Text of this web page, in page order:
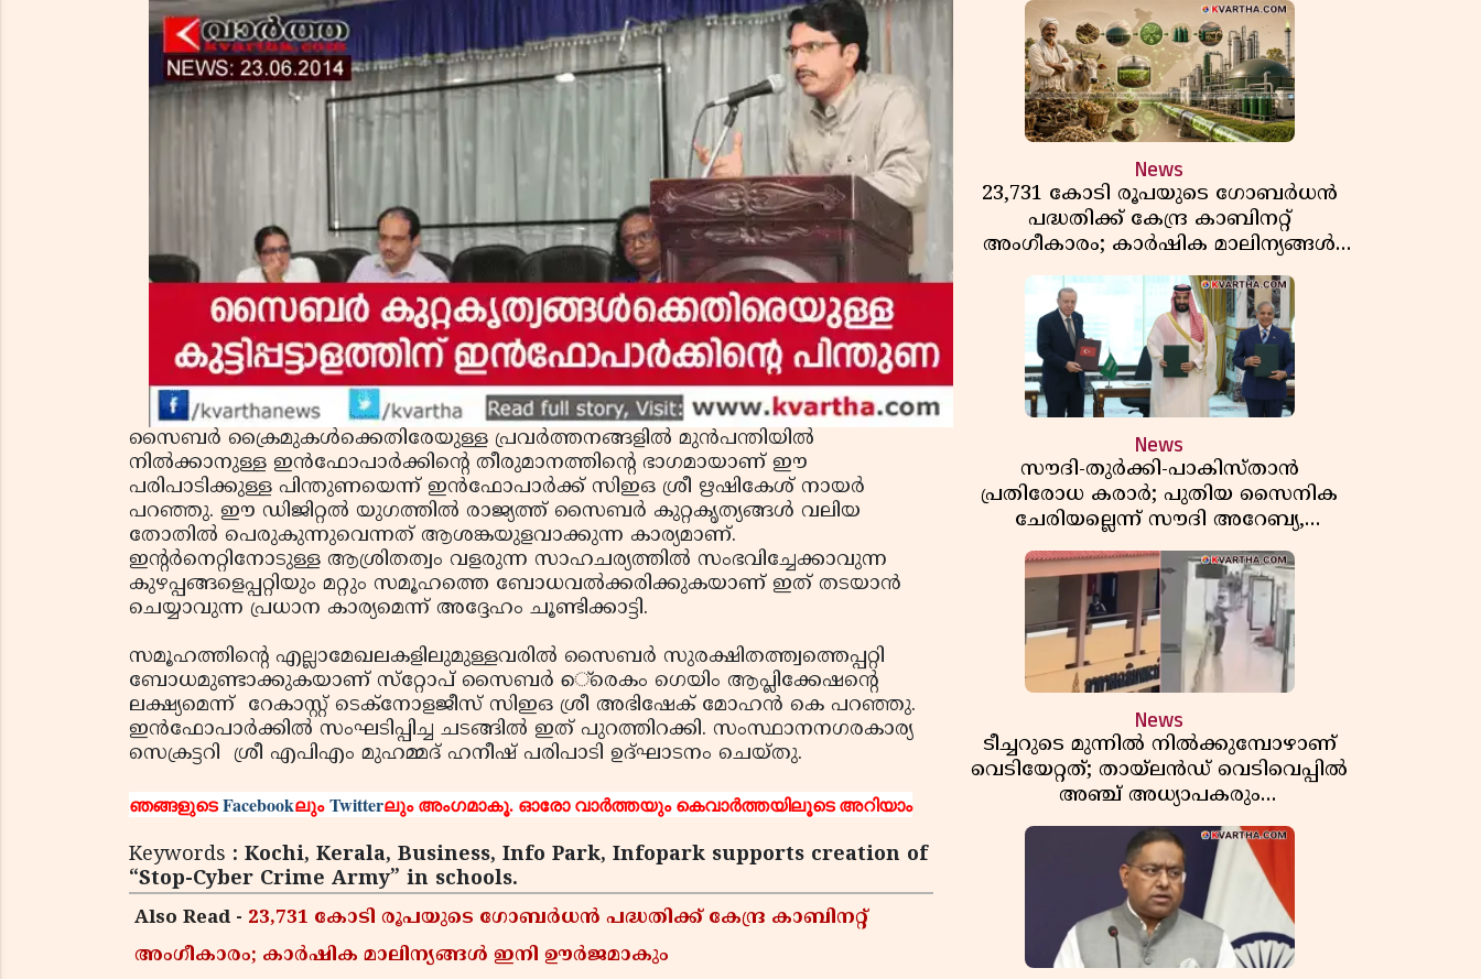
സൈബര്‍ ക്രൈമുകള്‍ക്കെതിരേയുള്ള പ്രവര്‍ത്തനങ്ങളില്‍ മുന്‍പന്തിയില്‍
നില്‍ക്കാനുള്ള ഇന്‍ഫോപാര്‍ക്കിന്റെ തീരുമാനത്തിന്റെ ഭാഗമായാണ് ഈ
പരിപാടിക്കുള്ള പിന്തുണയെന്ന് ഇന്‍ഫോപാര്‍ക്ക് സിഇഒ ശ്രീ ഋഷികേശ് നായര്‍
പറഞ്ഞു. ഈ ഡിജിറ്റല്‍ യുഗത്തില്‍ രാജ്യത്ത് സൈബര്‍ കുറ്റകൃത്യങ്ങള്‍ വലിയ
തോതില്‍ പെരുകുന്നുവെന്നത് ആശങ്കയുളവാക്കുന്ന കാര്യമാണ്.
ഇന്റര്‍നെറ്റിനോടുള്ള ആശ്രിതത്വം വളരുന്ന സാഹചര്യത്തില്‍ സംഭവിച്ചേക്കാവുന്ന
കുഴപ്പങ്ങളെപ്പറ്റിയും മറ്റും സമൂഹത്തെ ബോധവല്‍ക്കരിക്കുകയാണ് ഇത് തടയാന്‍
ചെയ്യാവുന്ന പ്രധാന കാര്യമെന്ന് അദ്ദേഹം ചൂണ്ടിക്കാട്ടി.
സമൂഹത്തിന്റെ എല്ലാമേഖലകളിലുമുള്ളവരില്‍ സൈബര്‍ സുരക്ഷിതത്ത്വത്തെപ്പറ്റി
ബോധമുണ്ടാക്കുകയാണ് സ്‌റ്റോപ് സൈബര്‍ െ്രെകം ഗെയിം ആപ്ലിക്കേഷന്റെ
ലക്ഷ്യമെന്ന് റേകാസ്റ്റ് ടെക്‌നോളജീസ് സിഇഒ ശ്രീ അഭിഷേക് മോഹന്‍ കെ പറഞ്ഞു.
ഇന്‍ഫോപാര്‍ക്കില്‍ സംഘടിപ്പിച്ച ചടങ്ങില്‍ ഇത് പുറത്തിറക്കി. സംസ്ഥാനനഗരകാര്യ
സെക്രട്ടറി ശ്രീ എപിഎം മുഹമ്മദ് ഹനീഷ് പരിപാടി ഉദ്ഘാടനം ചെയ്തു.
ഞങ്ങളുടെFacebookലുംTwitterലും അംഗമാകൂ. ഓരോ വാര്‍ത്തയും കെവാര്‍ത്തയിലൂടെ അറിയാം
Keywords : Kochi, Kerala, Business, Info Park, Infopark supports creation of
“Stop-Cyber Crime Army” in schools.
Also Read - 23,731 കോടി രൂപയുടെ ഗോബർധൻ പദ്ധതിക്ക് കേന്ദ്ര കാബിനറ്റ്
അംഗീകാരം; കാർഷിക മാലിന്യങ്ങൾ ഇനി ഊർജമാകും
News
23,731 കോടി രൂപയുടെ ഗോബർധൻ
പദ്ധതിക്ക് കേന്ദ്ര കാബിനറ്റ്
അംഗീകാരം; കാർഷിക മാലിന്യങ്ങൾ
ഇനി ഊർജമാകും
News
സൗദി-തുർക്കി-പാകിസ്താൻ
പ്രതിരോധ കരാർ; പുതിയ സൈനിക
ചേരിയല്ലെന്ന് സൗദി അറേബ്യ,
വിമർശനവുമായി ഇറാൻ
News
ടീച്ചറുടെ മുന്നിൽ നിൽക്കുമ്പോഴാണ്
വെടിയേറ്റത്; തായ്‌ലൻഡ് വെടിവെപ്പിൽ
അഞ്ച് അധ്യാപകരും
മുത്തശ്ശീമുത്തശ്ശന്മാരും കൊല്ലപ്പെട്ടു,
മരണസംഖ്യ 7; ഞെട്ടിക്കുന്ന
വെളിപ്പെടുത്തലുകൾ